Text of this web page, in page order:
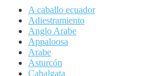
A caballo ecuador
Adiestramiento
Anglo Arabe
Appaloosa
Arabe
Asturcón
Cabalgata